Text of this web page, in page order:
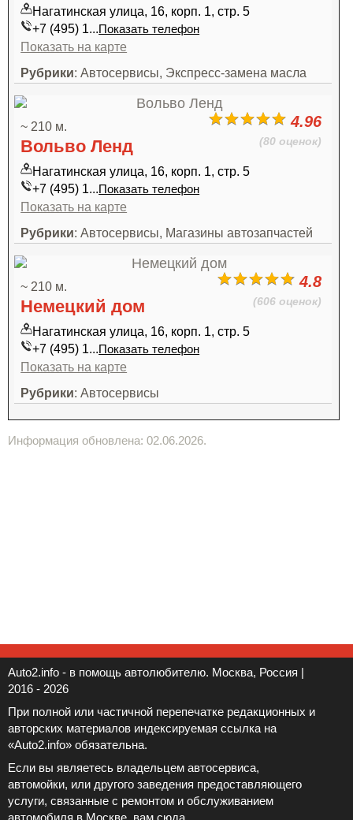
Нагатинская улица, 16, корп. 1, стр. 5
+7 (495) 1...Показать телефон
Показать на карте
Рубрики: Автосервисы, Экспресс-замена масла
4.96
(80 оценок)
~ 210 м.
Вольво Ленд
Нагатинская улица, 16, корп. 1, стр. 5
+7 (495) 1...Показать телефон
Показать на карте
Рубрики: Автосервисы, Магазины автозапчастей
4.8
(606 оценок)
~ 210 м.
Немецкий дом
Нагатинская улица, 16, корп. 1, стр. 5
+7 (495) 1...Показать телефон
Показать на карте
Рубрики: Автосервисы
Информация обновлена: 02.06.2026.
Auto2.info - в помощь автолюбителю. Москва, Россия |
2016 - 2026
При полной или частичной перепечатке редакционных и
авторских материалов индексируемая ссылка на
«Auto2.info» обязательна.
Если вы являетесь владельцем автосервиса,
автомойки, или другого заведения предоставляющего
услуги, связанные с ремонтом и обслуживанием
автомобиля в Москве, вам сюда